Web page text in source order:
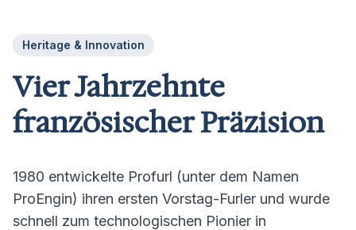
Heritage & Innovation
Vier Jahrzehnte
französischer Präzision
1980 entwickelte Profurl (unter dem Namen
ProEngin) ihren ersten Vorstag-Furler und wurde
schnell zum technologischen Pionier in